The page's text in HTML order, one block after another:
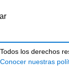
Todos los derechos
Conocer nuestras